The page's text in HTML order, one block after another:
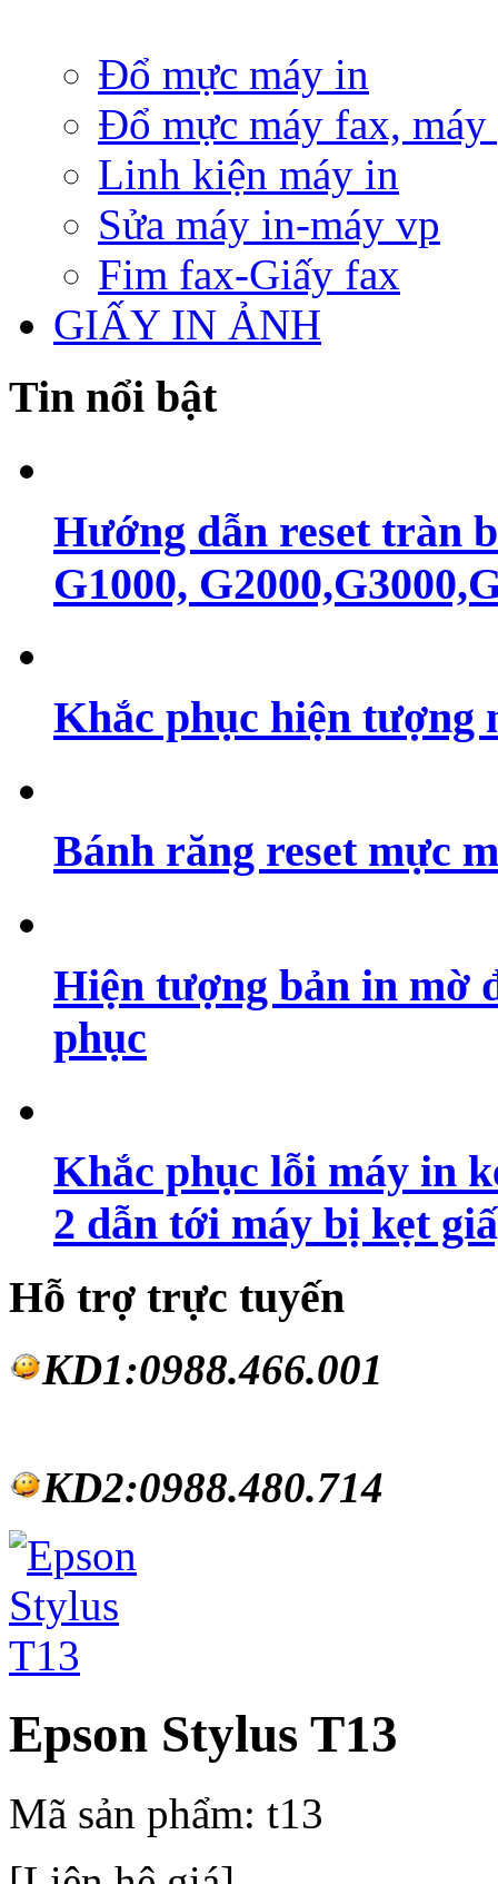
Đổ mực máy in
Đổ mực máy fax, máy
Linh kiện máy in
Sửa máy in-máy vp
Fim fax-Giấy fax
GIẤY IN ẢNH
Tin nổi bật
Hướng dẫn reset tràn
G1000,
Khắc phục hiện tượng
Bánh răng reset mực
Hiện tượng bản in mờ
phục
Khắc phục lỗi máy in
2 dẫn tới máy bị kẹt
Hỗ trợ trực tuyến
KD1:0988.466.001
KD2:0988.480.714
Epson Stylus T13
Mã sản phẩm: t13